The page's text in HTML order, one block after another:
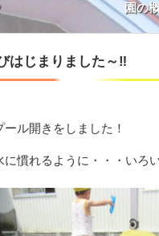
園の
はじまりました～‼
ール開きをしました！
に慣れるように・・・いろ